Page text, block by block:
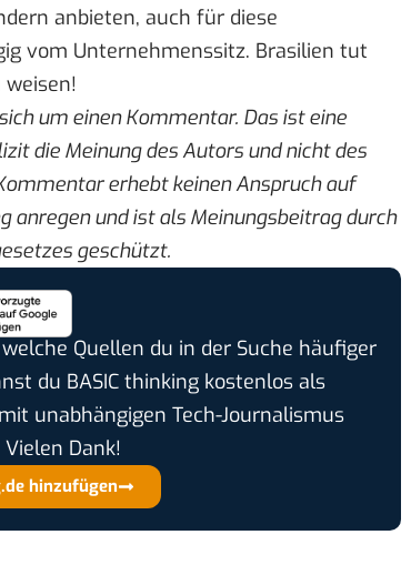
anbieten, auch für diese
vom Unternehmenssitz. Brasilien tut
um einen Kommentar. Das ist eine
die Meinung des Autors und nicht des
erhebt keinen Anspruch auf
anregen und ist als Meinungsbeitrag durch
geschützt.
Quellen du in der Suche häufiger
du BASIC thinking kostenlos als
unabhängigen Tech-Journalismus
Dank!
hinzufügen